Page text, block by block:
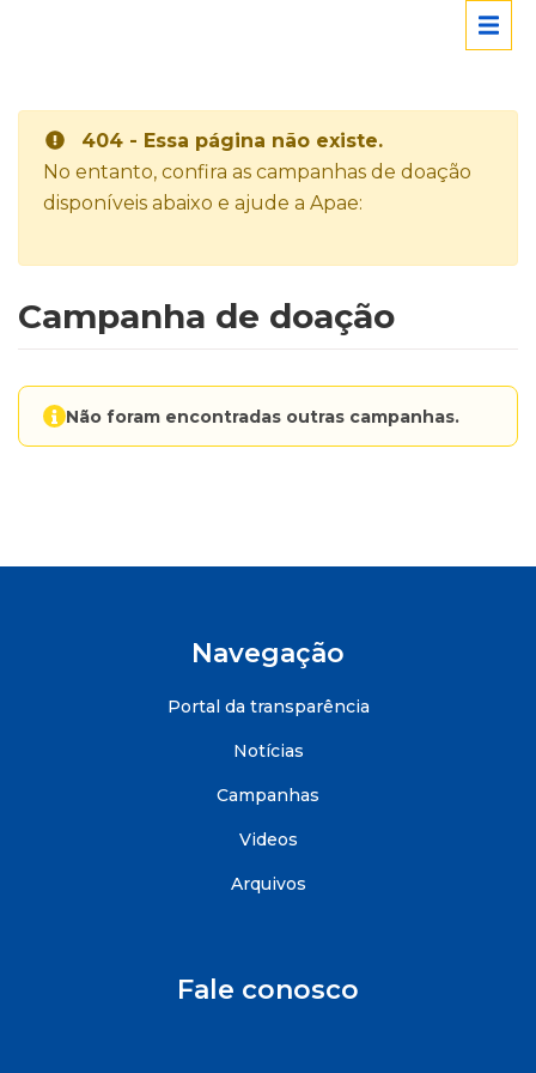
404 - Essa página não existe.
No entanto, confira as campanhas de doação
disponíveis abaixo e ajude a Apae:
Campanha de doação
Não foram encontradas outras campanhas.
Navegação
Portal da transparência
Notícias
Campanhas
Videos
Arquivos
Fale conosco